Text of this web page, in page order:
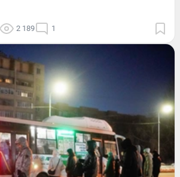
2 189 1